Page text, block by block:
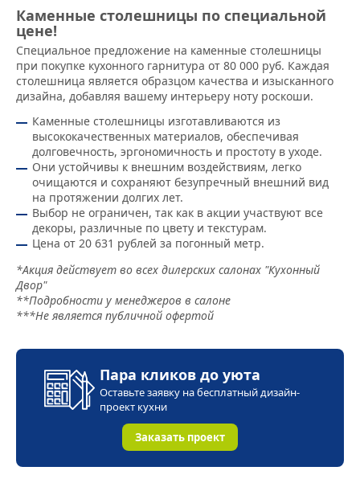
Каменные столешницы по специальной
цене!
Специальное предложение на каменные столешницы
при покупке кухонного гарнитура от 80 000 руб. Каждая
столешница является образцом качества и изысканного
дизайна, добавляя вашему интерьеру ноту роскоши.
Каменные столешницы изготавливаются из
высококачественных материалов, обеспечивая
долговечность, эргономичность и простоту в уходе.
Они устойчивы к внешним воздействиям, легко
очищаются и сохраняют безупречный внешний вид
на протяжении долгих лет.
Выбор не ограничен, так как в акции участвуют все
декоры, различные по цвету и текстурам.
Цена от 20 631 рублей за погонный метр.
*Акция действует во всех дилерских салонах "Кухонный
Двор"
**Подробности у менеджеров в салоне
***Не является публичной офертой
Пара кликов до уюта
Оставьте заявку на бесплатный дизайн-
проект кухни
Заказать проект